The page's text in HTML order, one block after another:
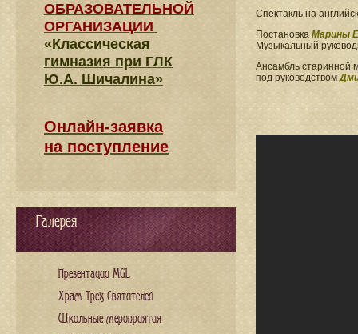
Спектакль на
Постановка Марины
Музыкальный
Ансамбль старинной
под руководством
ОБРАЗОВАТЕЛЬНОЙ
ОРГАНИЗАЦИИ
«Классическая
гимназия при ГЛК
Ю.А. Шичалина»
Онлайн-заявка
на поступление
Галерея
Презентации MGL
Храм Трех Святителей
Школьные мероприятия